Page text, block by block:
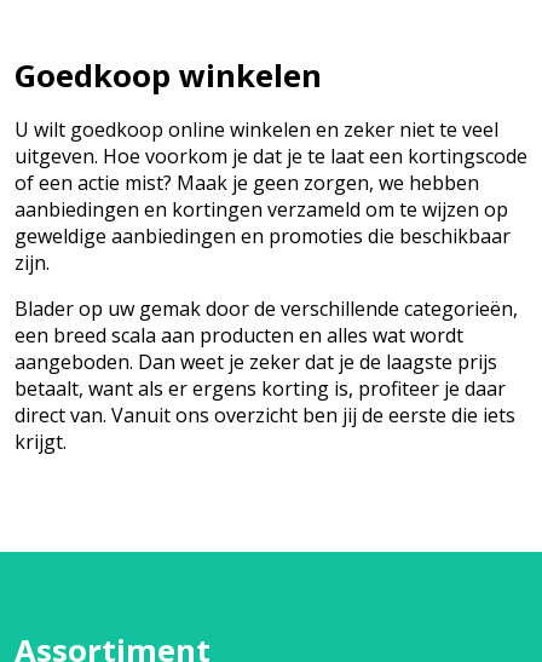
Goedkoop winkelen
U wilt goedkoop online winkelen en zeker niet te veel
uitgeven. Hoe voorkom je dat je te laat een kortingscode
of een actie mist? Maak je geen zorgen, we hebben
aanbiedingen en kortingen verzameld om te wijzen op
geweldige aanbiedingen en promoties die beschikbaar
zijn.
Blader op uw gemak door de verschillende categorieën,
een breed scala aan producten en alles wat wordt
aangeboden. Dan weet je zeker dat je de laagste prijs
betaalt, want als er ergens korting is, profiteer je daar
direct van. Vanuit ons overzicht ben jij de eerste die iets
krijgt.
Assortiment